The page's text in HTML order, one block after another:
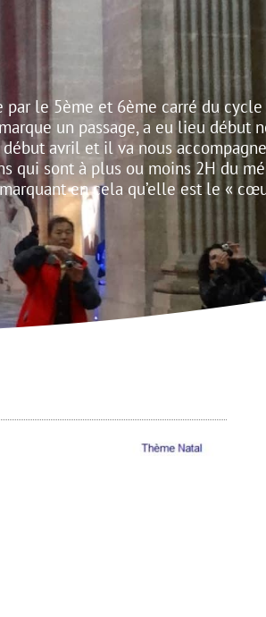
le 5ème et 6ème carré du cycle
un passage, a eu lieu début
avril et il va nous
qui sont à plus ou moins 2H du
en cela qu’elle est le «